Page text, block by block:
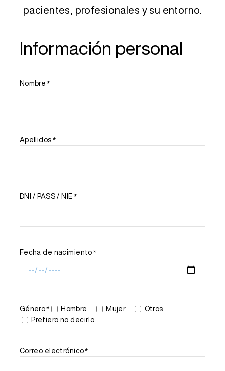
pacientes, profesionales y su entorno.
Información personal
Nombre *
Apellidos *
DNI / PASS / NIE *
Fecha de nacimiento *
Género* Hombre Mujer
Otros
Prefiero no decirlo
Correo electrónico*